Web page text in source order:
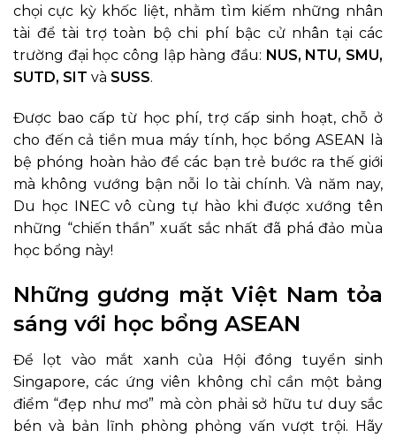
chọi cực kỳ khốc liệt, nhằm tìm kiếm những nhân
tài để tài trợ toàn bộ chi phí bậc cử nhân tại các
trường đại học công lập hàng đầu: NUS, NTU, SMU,
SUTD, SIT và SUSS.
Được bao cấp từ học phí, trợ cấp sinh hoạt, chỗ ở
cho đến cả tiền mua máy tính, học bổng ASEAN là
bệ phóng hoàn hảo để các bạn trẻ bước ra thế giới
mà không vướng bận nỗi lo tài chính. Và năm nay,
Du học INEC vô cùng tự hào khi được xướng tên
những “chiến thần” xuất sắc nhất đã phá đảo mùa
học bổng này!
Những gương mặt Việt Nam tỏa
sáng với học bổng ASEAN
Để lọt vào mắt xanh của Hội đồng tuyển sinh
Singapore, các ứng viên không chỉ cần một bảng
điểm “đẹp như mơ” mà còn phải sở hữu tư duy sắc
bén và bản lĩnh phòng phỏng vấn vượt trội. Hãy